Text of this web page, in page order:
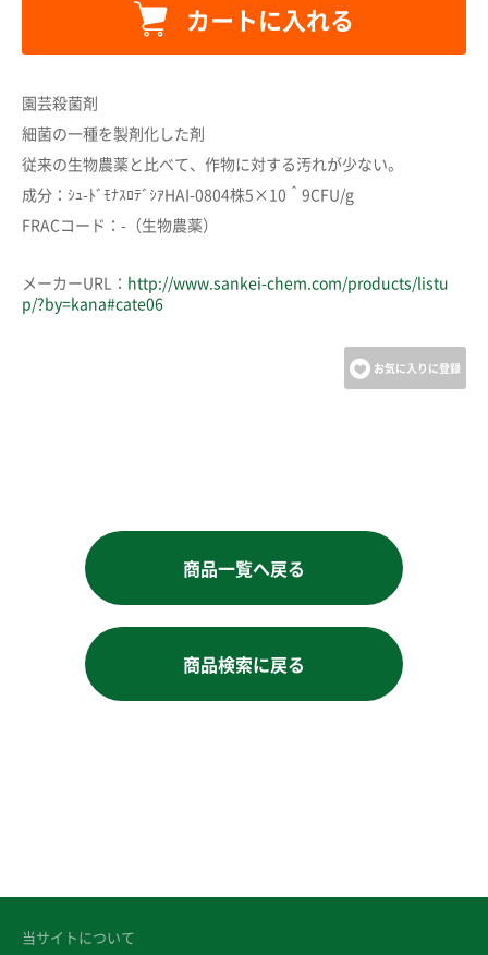
カートに入れる
カートに追加しました。
お買い物を続ける
カートへ進む
園芸殺菌剤
細菌の一種を製剤化した剤
従来の生物農薬と比べて、作物に対する汚れが少ない。
成分：ｼｭ-ﾄﾞﾓﾅｽﾛﾃﾞｼｱHAI-0804株5×10＾9CFU/g
FRACコード：-（生物農薬）
メーカーURL： http://www.sankei-chem.com/products/listu
p/?by=kana#cate06
お気に入りに登録
商品一覧へ戻る
商品検索に戻る
当サイトについて